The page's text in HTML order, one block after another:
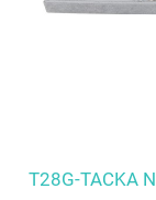
T28G-TACKA